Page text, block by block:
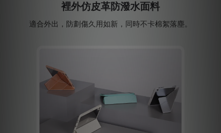
裡外仿皮革防潑水面料
適合外出，防劃傷久用如新，同時不卡棉絮落塵。